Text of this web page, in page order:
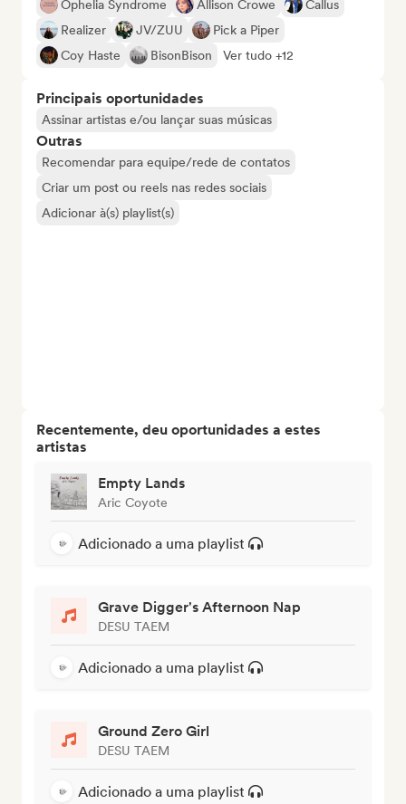
Ophelia Syndrome Allison Crowe
Callus
Realizer
JV/ZUU
Pick a Piper
Coy Haste
BisonBison Ver tudo +12
Principais oportunidades
Assinar artistas e/ou lançar suas músicas
Outras
Recomendar para equipe/rede de contatos
Criar um post ou reels nas redes sociais
Adicionar à(s) playlist(s)
Recentemente, deu oportunidades a estes
artistas
Empty Lands
Aric Coyote
Adicionado a uma playlist
Grave Digger's Afternoon Nap
DESU TAEM
Adicionado a uma playlist
Ground Zero Girl
DESU TAEM
Adicionado a uma playlist